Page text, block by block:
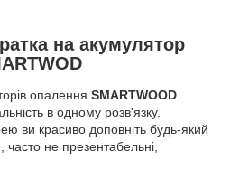
на акумулятор
опалення SMARTWOOD
в одному розв'язку.
ви красиво доповніть будь-який
часто не презентабельні,